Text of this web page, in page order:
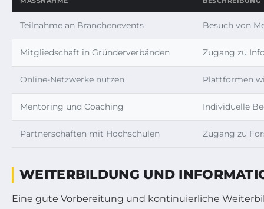
Teilnahme an Branchenevents Besuch von
Mitgliedschaft in Gründerverbänden Zugang zu
Online-Netzwerke nutzen Plattformen
Mentoring und Coaching Individuelle
Partnerschaften mit Hochschulen Zugang zu
WEITERBILDUNG UND
Eine gute Vorbereitung und kontinuierliche